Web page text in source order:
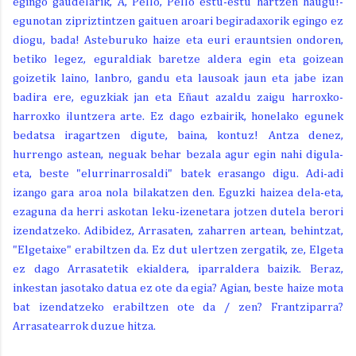
egunotan zipriztintzen gaituen aroari begiradaxorik egingo ez
diogu, bada! Asteburuko haize eta euri erauntsien ondoren,
betiko legez, eguraldiak baretze aldera egin eta goizean
goizetik laino, lanbro, gandu eta lausoak jaun eta jabe izan
badira ere, eguzkiak jan eta Eñaut azaldu zaigu harroxko-
harroxko iluntzera arte. Ez dago ezbairik, honelako egunek
bedatsa iragartzen digute, baina, kontuz! Antza denez,
hurrengo astean, neguak behar bezala agur egin nahi digula-
eta, beste "elurrinarrosaldi" batek erasango digu. Adi-adi
izango gara aroa nola bilakatzen den. Eguzki haizea dela-eta,
ezaguna da herri askotan leku-izenetara jotzen dutela berori
izendatzeko. Adibidez, Arrasaten, zaharren artean, behintzat,
"Elgetaixe" erabiltzen da. Ez dut ulertzen zergatik, ze, Elgeta
ez dago Arrasatetik ekialdera, iparraldera baizik. Beraz,
inkestan jasotako datua ez ote da egia? Agian, beste haize mota
bat izendatzeko erabiltzen ote da / zen? Frantziparra?
Arrasatearrok duzue hitza.